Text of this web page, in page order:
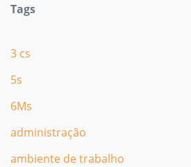
Tags
3 cs
5s
6Ms
administração
ambiente de trabalho